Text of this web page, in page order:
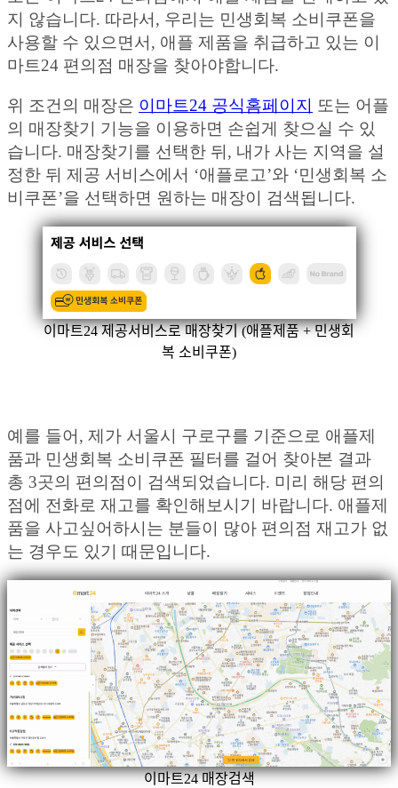
지 않습니다. 따라서, 우리는 민생회복 소비쿠폰을
사용할 수 있으면서, 애플 제품을 취급하고 있는 이
마트24 편의점 매장을 찾아야합니다.
위 조건의 매장은 이마트24 공식홈페이지
또는 어플
의 매장찾기 기능을 이용하면 손쉽게 찾으실 수 있
습니다. 매장찾기를 선택한 뒤, 내가 사는 지역을 설
정한 뒤 제공 서비스에서 ‘애플로고’와 ‘민생회복 소
비쿠폰’을 선택하면 원하는 매장이 검색됩니다.
이마트24 제공서비스로 매장찾기 (애플제품 + 민생회
복 소비쿠폰)
예를 들어, 제가 서울시 구로구를 기준으로 애플제
품과 민생회복 소비쿠폰 필터를 걸어 찾아본 결과
총 3곳의 편의점이 검색되었습니다. 미리 해당 편의
점에 전화로 재고를 확인해보시기 바랍니다. 애플제
품을 사고싶어하시는 분들이 많아 편의점 재고가 없
는 경우도 있기 때문입니다.
이마트24 매장검색